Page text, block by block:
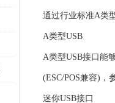
通过行业标准A类
A类型USB
A类型USB接口能
(ESC/POS兼容)，
迷你USB接口